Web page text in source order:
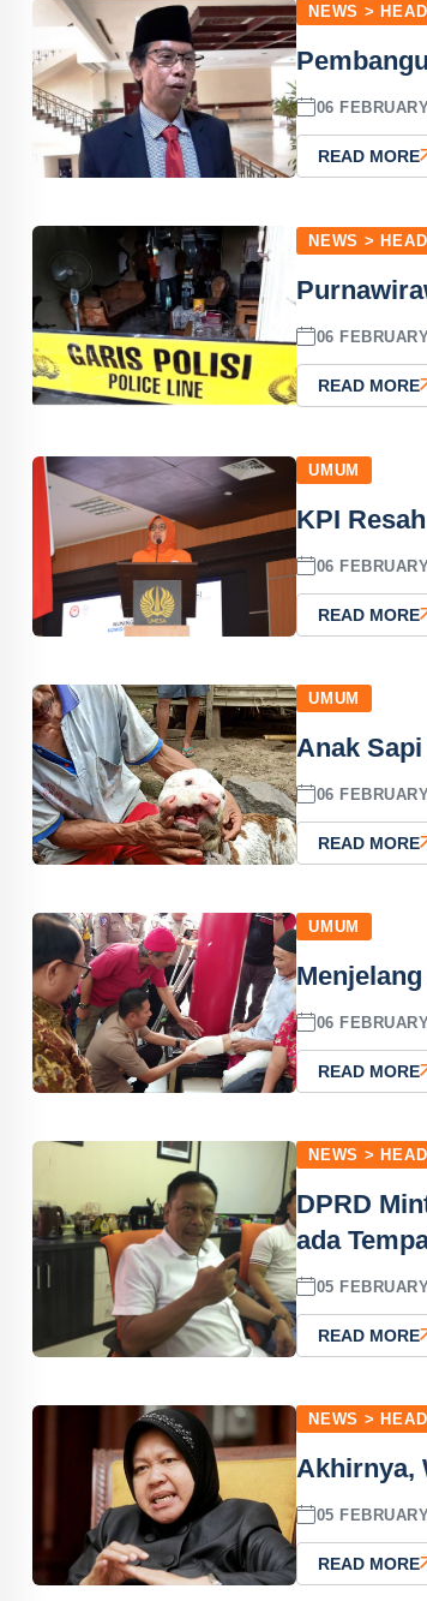
NEWS >
06
READ MORE
NEWS >
06
READ MORE
UMUM
KPI Resah
06
READ MORE
UMUM
Anak
06
READ MORE
UMUM
06
READ MORE
NEWS >
DPRD
ada
05
READ MORE
NEWS >
Akhirnya,
05
READ MORE